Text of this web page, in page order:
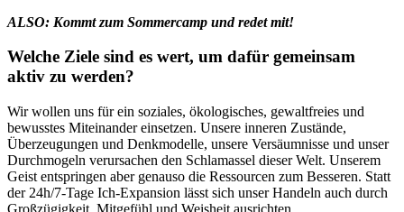
ALSO: Kommt zum Sommercamp und redet mit!
Welche Ziele sind es wert, um dafür gemeinsam
aktiv zu werden?
Wir wollen uns für ein soziales, ökologisches, gewaltfreies und
bewusstes Miteinander einsetzen. Unsere inneren Zustände,
Überzeugungen und Denkmodelle, unsere Versäumnisse und unser
Durchmogeln verursachen den Schlamassel dieser Welt. Unserem
Geist entspringen aber genauso die Ressourcen zum Besseren. Statt
der 24h/7-Tage Ich-Expansion lässt sich unser Handeln auch durch